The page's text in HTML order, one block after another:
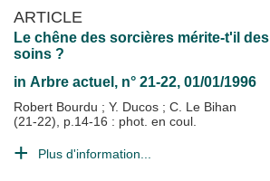
ARTICLE
Le chêne des sorcières mérite-t'il des
soins ?
in Arbre actuel , n° 21-22, 01/01/1996
Robert Bourdu ; Y. Ducos ; C. Le Bihan
(21-22), p.14-16 : phot. en coul.
Plus d'information...